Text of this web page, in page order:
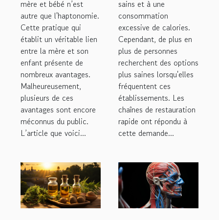
mère et bébé n’est
autre que l'haptonomie.
Cette pratique qui
établit un véritable lien
entre la mère et son
enfant présente de
nombreux avantages.
Malheureusement,
plusieurs de ces
avantages sont encore
méconnus du public.
L’article que voici...
sains et à une
consommation
excessive de calories.
Cependant, de plus en
plus de personnes
recherchent des options
plus saines lorsqu'elles
fréquentent ces
établissements. Les
chaînes de restauration
rapide ont répondu à
cette demande...